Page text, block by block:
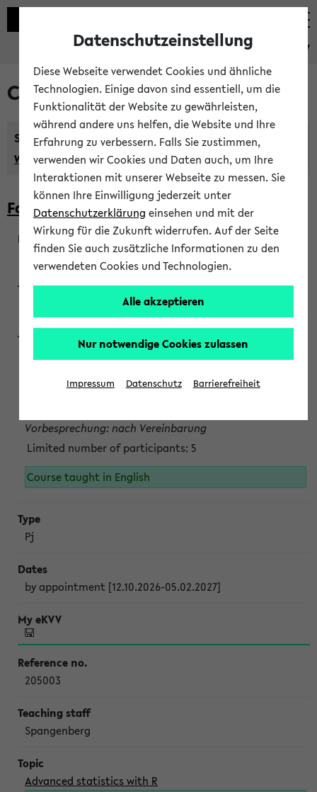
eKVV
Courses taught in English
Semester:
WiSe 2026/2027 SoSe 2026 Previous...
Faculty of Biology
200923
Wendisch, Peters-Wendisch, Stegelmann
Projektmodul "Bakterielle Biotechnologie"
Persönliche Anmeldung beim Veranstalter ist unbedingt
Vorbesprechung: nach Vereinbarung
Limited number of participants: 5
Course taught in English
Pj
by appointment [12.10.2026-05.02.2027]
205003
Spangenberg
Advanced statistics with R
Datenschutzeinstellung
Diese Webseite verwendet Cookies und ähnliche
Technologien. Einige davon sind essentiell, um die
Funktionalität der Website zu gewährleisten,
während andere uns helfen, die Website und Ihre
Erfahrung zu verbessern. Falls Sie zustimmen,
verwenden wir Cookies und Daten auch, um Ihre
Interaktionen mit unserer Webseite zu messen. Sie
können Ihre Einwilligung jederzeit unter
Datenschutzerklärung einsehen und mit der
Wirkung für die Zukunft widerrufen. Auf der Seite
finden Sie auch zusätzliche Informationen zu den
verwendeten Cookies und Technologien.
Alle akzeptieren
Nur notwendige Cookies zulassen
Impressum Datenschutz Barrierefreiheit